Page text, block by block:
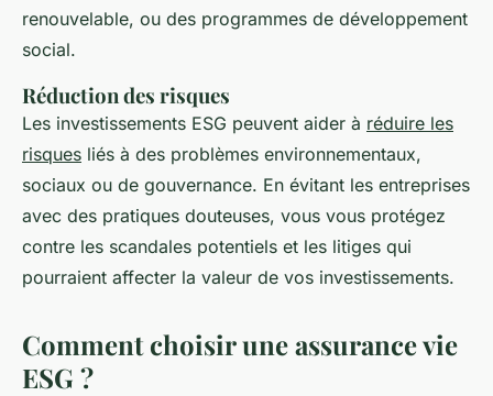
renouvelable, ou des programmes de développement
social.
Réduction des risques
Les investissements ESG peuvent aider à réduire les
risques liés à des problèmes environnementaux,
sociaux ou de gouvernance. En évitant les entreprises
avec des pratiques douteuses, vous vous protégez
contre les scandales potentiels et les litiges qui
pourraient affecter la valeur de vos investissements.
Comment choisir une assurance vie
ESG ?